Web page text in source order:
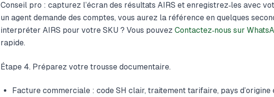
Conseil pro : capturez l’écran des résultats AIRS et enregistrez‑les avec
un agent demande des comptes, vous aurez la référence en quelques
interpréter AIRS pour votre SKU ? Vous pouvez Contactez‑nous sur
rapide.
Étape 4. Préparez votre trousse documentaire.
Facture commerciale : code SH clair, traitement tarifaire, pays d’origine